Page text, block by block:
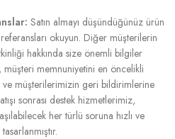
Satın almayı düşündüğünüz ürün
okuyun. Diğer müşterilerin
hakkında size önemli bilgiler
memnuniyetini en öncelikli
müşterilerimizin geri bildirimlerine
sonrası destek hizmetlerimiz,
her türlü soruna hızlı ve